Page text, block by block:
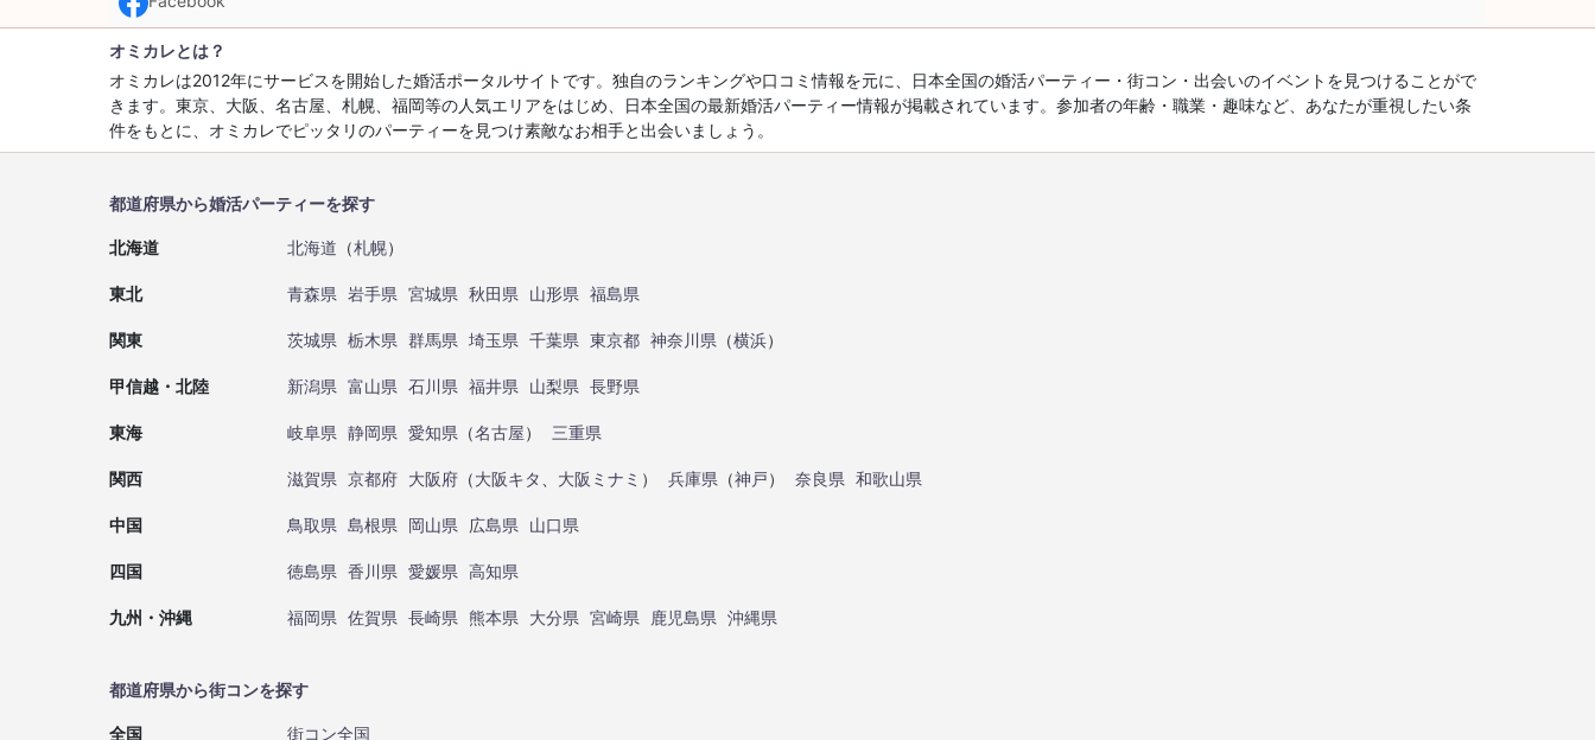
オミカレとは？
オミカレは2012年にサービスを開始した婚活ポータルサイトです。独自のランキングや口コミ情報を元に、日本全国の婚活パーティー・街コン・出会いのイベントを見つけることがで
きます。東京、大阪、名古屋、札幌、福岡等の人気エリアをはじめ、日本全国の最新婚活パーティー情報が掲載されています。参加者の年齢・職業・趣味など、あなたが重視したい条
件をもとに、オミカレでピッタリのパーティーを見つけ素敵なお相手と出会いましょう。
都道府県から婚活パーティーを探す
北海道 北海道 （札幌）
東北 青森県 岩手県 宮城県 秋田県 山形県 福島県
関東 茨城県 栃木県 群馬県 埼玉県 千葉県 東京都 神奈川県 （横浜）
甲信越・北陸 新潟県 富山県 石川県 福井県 山梨県 長野県
東海 岐阜県 静岡県 愛知県 （名古屋） 三重県
関西 滋賀県 京都府 大阪府 （大阪キタ 大阪ミナミ ） 兵庫県 （神戸） 奈良県 和歌山県
中国 鳥取県 島根県 岡山県 広島県 山口県
四国 徳島県 香川県 愛媛県 高知県
九州・沖縄 福岡県 佐賀県 長崎県 熊本県 大分県 宮崎県 鹿児島県 沖縄県
都道府県から街コンを探す
全国 街コン全国